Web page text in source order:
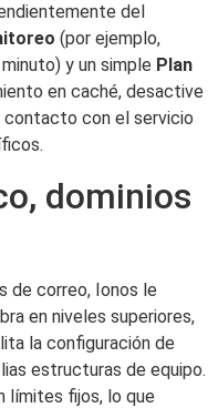
del
(por ejemplo,
y un simple Plan
en caché, desactive
contacto con el servicio
dominios
de correo, Ionos le
en niveles superiores,
la configuración de
estructuras de equipo.
límites fijos, lo que